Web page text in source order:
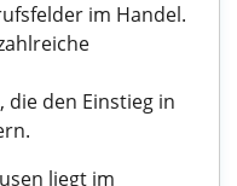
im Handel.
den Einstieg in
liegt im